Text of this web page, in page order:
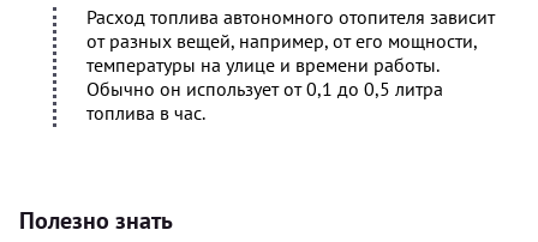
Расход топлива автономного отопителя зависит
от разных вещей, например, от его мощности,
температуры на улице и времени работы.
Обычно он использует от 0,1 до 0,5 литра
топлива в час.
Полезно знать